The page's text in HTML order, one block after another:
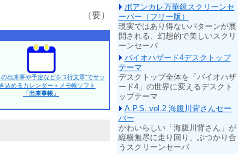
（要）
出来事や予定などを“1行文章”でサッ
込めるカレンダー＋メモ帳ソフト
「出来事帳」
ポアンカレ万華鏡スクリーンセ
ーバー（フリー版）
現実ではあり得ないパターンが展
開される、幻想的で美しいスクリ
ーンセーバ
バイオハザード4デスクトップ
テーマ
デスクトップ全体を「バイオハザ
ード4」の世界に変えるデスクト
ップテーマ
A.P.S. vol.2 海腹川背さんセー
バー
かわいらしい「海腹川背さん」が
縦横無尽に走り回り、ぶつかり合
うスクリーンセーバ